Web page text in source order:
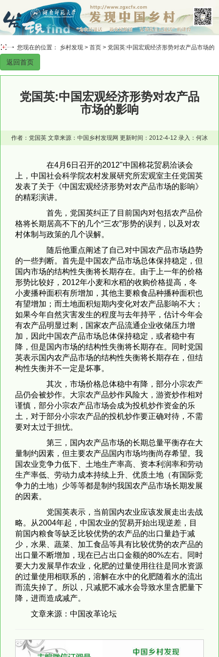
您现在的位置： 乡村发现 > 首页 > 党国英:中国宏观经济形势对农产品市场的
影响
返回首页
党国英:中国宏观经济形势对农产品
市场的影响
作者：党国英 文章来源：中国乡村发现网 更新时间：2012-4-12 录入：何冰
在4月6日召开的2012"中国棉花贸易洽谈会
上，中国社会科学院农村发展研究所宏观室主任党国英
发表了关于《中国宏观经济形势对农产品市场的影响》
的精彩演讲。
首先，党国英纠正了目前国内对包括农产品价
格将长期居高不下的几个“三农”形势的误判，以及对农
村体制与政策的几个误解。
随后他重点阐述了自己对中国农产品市场趋势
的一些判断。首先是中国农产品市场总体保持稳定，但
国内市场的结构性失衡将长期存在。由于上一年的价格
形势比较好，2012年小麦和水稻的收购价格提高，冬
小麦播种面积有所增加，其他主要粮食品种播种面积也
有望增加；而土地面积短期内变化对农产品影响不大；
如果今年自然灾害发生的程度与去年持平，估计今年会
有农产品明显过剩，国家农产品流通企业收储压力增
加，因此中国农产品市场总体保持稳定，或者稳中有
降，但是国内市场的结构性失衡将长期存在。同时党国
英表示国内农产品市场的结构性失衡将长期存在，但结
构性失衡并不一定是坏事。
其次，市场价格总体稳中有降，部分小宗农产
品仍会被炒作。大宗农产品炒作风险大，游资炒作相对
谨慎，部分小宗农产品市场会成为投机炒作资金的乐
土，对于部分小宗农产品的投机炒作要正确对待，不需
要对太过于担忧。
第三，国内农产品市场的长期总量平衡存在大
量制约因素，但主要农产品国内市场均衡尚存希望。我
国农业竞争力低下、土地生产率高、资本利润率和劳动
生产率低、劳动力成本持续上升、优质土地（有国际竞
争力的土地）少等等都是制约我国农产品市场长期发展
的因素。
党国英表示，当前国内农业应该发展走出去战
略。从2004年起，中国农业的贸易开始出现逆差，目
前国内粮食等缺乏比较优势的农产品的出口量趋于减
少，水果、蔬菜、加工食品等具有比较优势的农产品的
出口量不断增加，现在已占出口金额的80%左右。同时
要大力发展旱作农业，化肥的过量使用往往是同水资源
的过量使用相联系的，溶解在水中的化肥随着水的流出
而流失掉了。所以，只减肥不减水会导致水里含肥量下
降，进而造成减产。
文章来源：中国改革论坛